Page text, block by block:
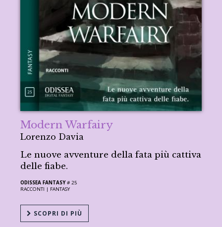
Modern Warfairy
Lorenzo Davia
Le nuove avventure della fata più cattiva
delle fiabe.
ODISSEA FANTASY# 25
RACCONTI | FANTASY
SCOPRI DI PIÙ